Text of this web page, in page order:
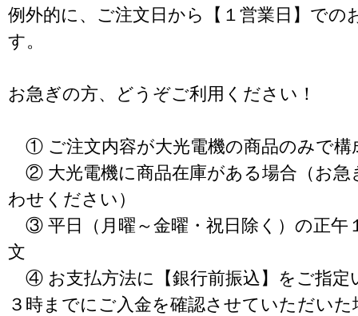
例外的に、ご注文日から【１営業日】での
す。
お急ぎの方、どうぞご利用ください！
① ご注文内容が大光電機の商品のみで構
② 大光電機に商品在庫がある場合（お急
わせください）
③ 平日（月曜～金曜・祝日除く）の正午
文
④ お支払方法に【銀行前振込】をご指定
３時までにご入金を確認させていただいた